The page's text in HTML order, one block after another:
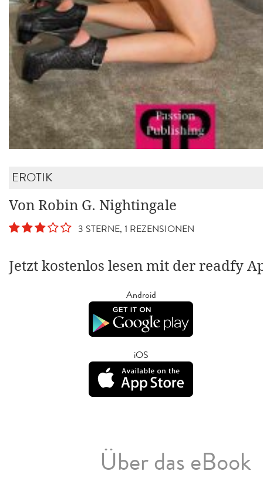
EROTIK
Von Robin G. Nightingale
3 STERNE, 1 REZENSIONEN
Jetzt kostenlos lesen mit der readfy
Android
iOS
Über das eBook